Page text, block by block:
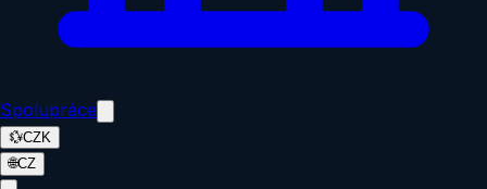
Spolupráce
💱CZK
🌐CZ